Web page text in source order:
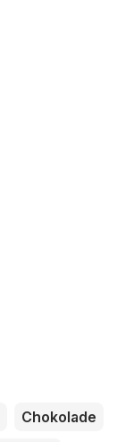
Chokolade